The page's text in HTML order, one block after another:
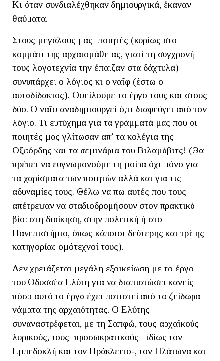
Κι όταν συνδιαλέχθηκαν δημιουργικά, έκαναν
θαύματα.
Στους μεγάλους μας ποιητές (κυρίως στο
κομμάτι της αρχαιομάθειας, γιατί τη σύγχρονή
τους λογοτεχνία την έπαιζαν στα δάχτυλα)
συνυπάρχει ο λόγιος κι ο ναΐφ (έστω ο
αυτοδίδακτος). Οφείλουμε το έργο τους και στους
δύο. Ο ναΐφ αναδημιουργεί ό,τι διαφεύγει από τον
λόγιο. Τι ευτύχημα για τα γράμματά μας που οι
ποιητές μας γλίτωσαν απ’ τα κολέγια της
Οξφόρδης και τα σεμινάρια του Βιλαμόβιτς! (Θα
πρέπει να ευγνωμονούμε τη μοίρα όχι μόνο για
τα χαρίσματα των ποιητών αλλά και για τις
αδυναμίες τους. Θέλω να πω αυτές που τους
απέτρεψαν να σταδιοδρομήσουν στον πρακτικό
βίο: στη διοίκηση, στην πολιτική ή στο
Πανεπιστήμιο, όπως κάποιοι δεύτερης και τρίτης
κατηγορίας ομότεχνοί τους).
Δεν χρειάζεται μεγάλη εξοικείωση με το έργο
του Οδυσσέα Ελύτη για να διαπιστώσει κανείς
πόσο αυτό το έργο έχει ποτιστεί από τα ζείδωρα
νάματα της αρχαιότητας. Ο Ελύτης
συναναστρέφεται, με τη Σαπφώ, τους αρχαϊκούς
λυρικούς, τους προσωκρατικούς –ιδίως τον
Εμπεδοκλή και τον Ηράκλειτο-, τον Πλάτωνα και